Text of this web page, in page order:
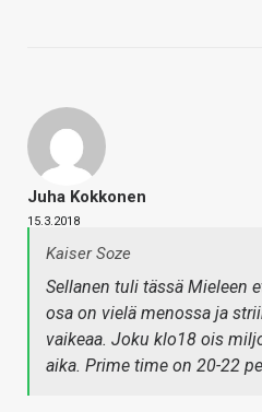
Juha Kokkonen
15.3.2018
Kaiser Soze
Sellanen tuli tässä Mieleen
osa on vielä menossa ja
vaikeaa. Joku klo18 ois
aika. Prime time on 20-22